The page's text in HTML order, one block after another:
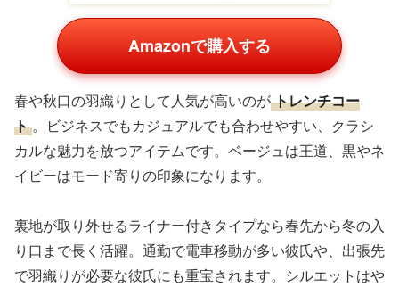
Amazonで購入する
春や秋口の羽織りとして人気が高いのがトレンチコー
ト 。ビジネスでもカジュアルでも合わせやすい、クラシ
カルな魅力を放つアイテムです。ベージュは王道、黒やネ
イビーはモード寄りの印象になります。
裏地が取り外せるライナー付きタイプなら春先から冬の入
り口まで長く活躍。通勤で電車移動が多い彼氏や、出張先
で羽織りが必要な彼氏にも重宝されます。シルエットはや